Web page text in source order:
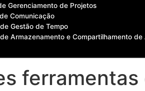
Gerenciamento de Projetos
Comunicação
Gestão de Tempo
Armazenamento e Compartilhamento de